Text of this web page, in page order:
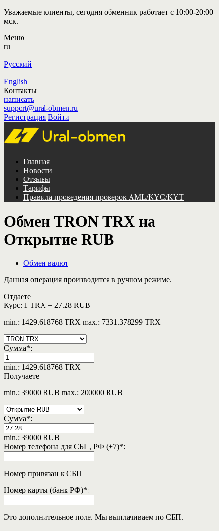
Уважаемые клиенты, сегодня обменник работает с 10:00-20:00
мск.
Меню
ru
Русский
English
Контакты
написать
support@ural-obmen.ru
Регистрация Войти
Главная
Новости
Отзывы
Тарифы
Правила проведения проверок AML/KYC/KYT
Обмен TRON TRX на
Открытие RUB
Обмен валют
Данная операция производится в ручном режиме.
Отдаете
Курс: 1 TRX = 27.28 RUB
min.: 1429.618768 TRX max.: 7331.378299 TRX
Сумма*:
min.: 1429.618768 TRX
Получаете
min.: 39000 RUB max.: 200000 RUB
Сумма*:
min.: 39000 RUB
Номер телефона для СБП, РФ (+7)*:
Номер привязан к СБП
Номер карты (банк РФ)*:
Это дополнительное поле. Мы выплачиваем по СБП.